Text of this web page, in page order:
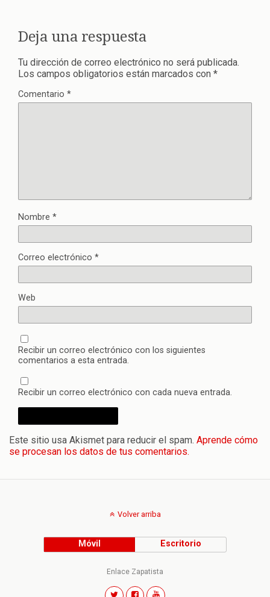
Deja una respuesta
Tu dirección de correo electrónico no será publicada.
Los campos obligatorios están marcados con *
Comentario *
Nombre *
Correo electrónico *
Web
Recibir un correo electrónico con los siguientes
comentarios a esta entrada.
Recibir un correo electrónico con cada nueva entrada.
Este sitio usa Akismet para reducir el spam. Aprende cómo
se procesan los datos de tus comentarios.
Volver arriba
Móvil Escritorio
Enlace Zapatista